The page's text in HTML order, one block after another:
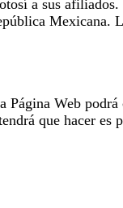
a sus
Mexicana.
Página Web
que hacer es